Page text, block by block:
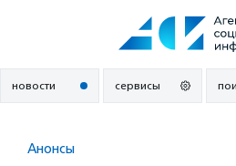
новости сервисы
Анонсы